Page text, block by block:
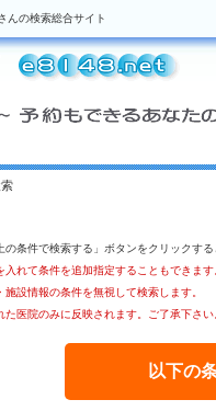
んの検索総合サイト
条件で検索する」ボタンをクリックする
れて条件を追加指定することもできます
設情報の条件を無視して検索します。
医院のみに反映されます。ご了承下さい